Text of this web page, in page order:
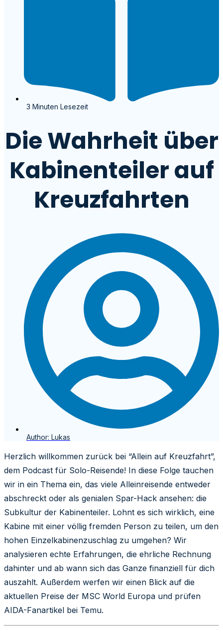
3 Minuten Lesezeit
Die Wahrheit über
Kabinenteiler auf
Kreuzfahrten
Author: Lukas
Herzlich willkommen zurück bei “Allein auf Kreuzfahrt”,
dem Podcast für Solo-Reisende! In diese Folge tauchen
wir in ein Thema ein, das viele Alleinreisende entweder
abschreckt oder als genialen Spar-Hack ansehen: die
Subkultur der Kabinenteiler. Lohnt es sich wirklich, eine
Kabine mit einer völlig fremden Person zu teilen, um den
hohen Einzelkabinenzuschlag zu umgehen? Wir
analysieren echte Erfahrungen, die ehrliche Rechnung
dahinter und ab wann sich das Ganze finanziell für dich
auszahlt. Außerdem werfen wir einen Blick auf die
aktuellen Preise der MSC World Europa und prüfen
AIDA-Fanartikel bei Temu.